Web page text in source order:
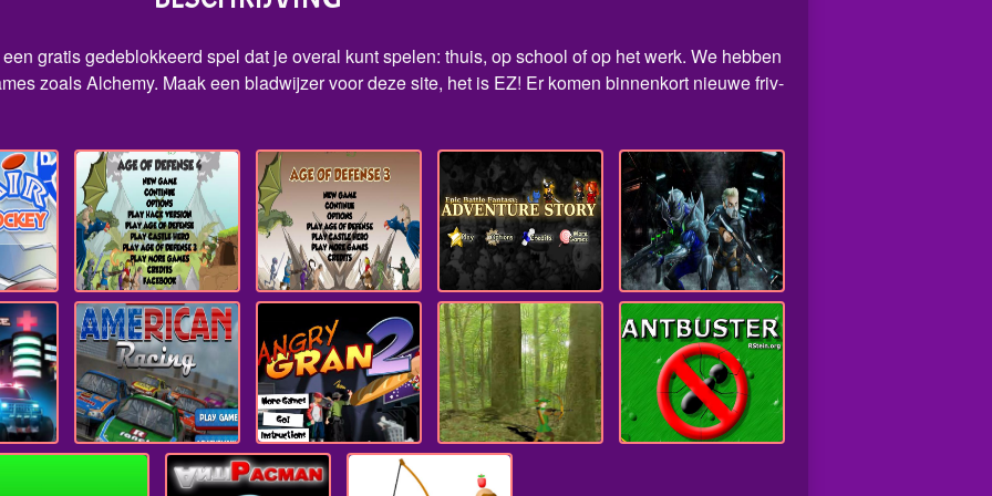
gratis gedeblokkeerd spel dat je overal kunt spelen: thuis, op school of op het werk. We hebben
zoals Alchemy. Maak een bladwijzer voor deze site, het is EZ! Er komen binnenkort nieuwe friv-